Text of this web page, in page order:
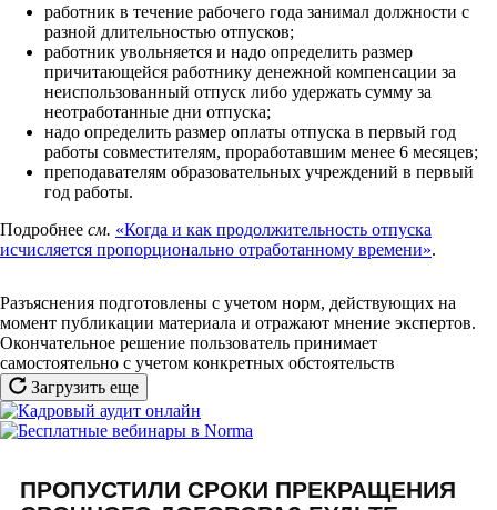
работник в течение рабочего года занимал должности с
разной длительностью отпусков;
работник увольняется и надо определить размер
причитающейся работнику денежной компенсации за
неиспользованный отпуск либо удержать сумму за
неотработанные дни отпуска;
надо определить размер оплаты отпуска в первый год
работы совместителям, проработавшим менее 6 месяцев;
преподавателям образовательных учреждений в первый
год работы.
Подробнее см. «Когда и как продолжительность отпуска
исчисляется пропорционально отработанному времени».
Разъяснения подготовлены с учетом норм, действующих на
момент публикации материала и отражают мнение экспертов.
Окончательное решение пользователь принимает
самостоятельно с учетом конкретных обстоятельств
Загрузить еще
ПРОПУСТИЛИ СРОКИ ПРЕКРАЩЕНИЯ